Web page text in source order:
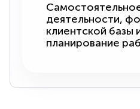
деятельности,
клиентской базы
планирование